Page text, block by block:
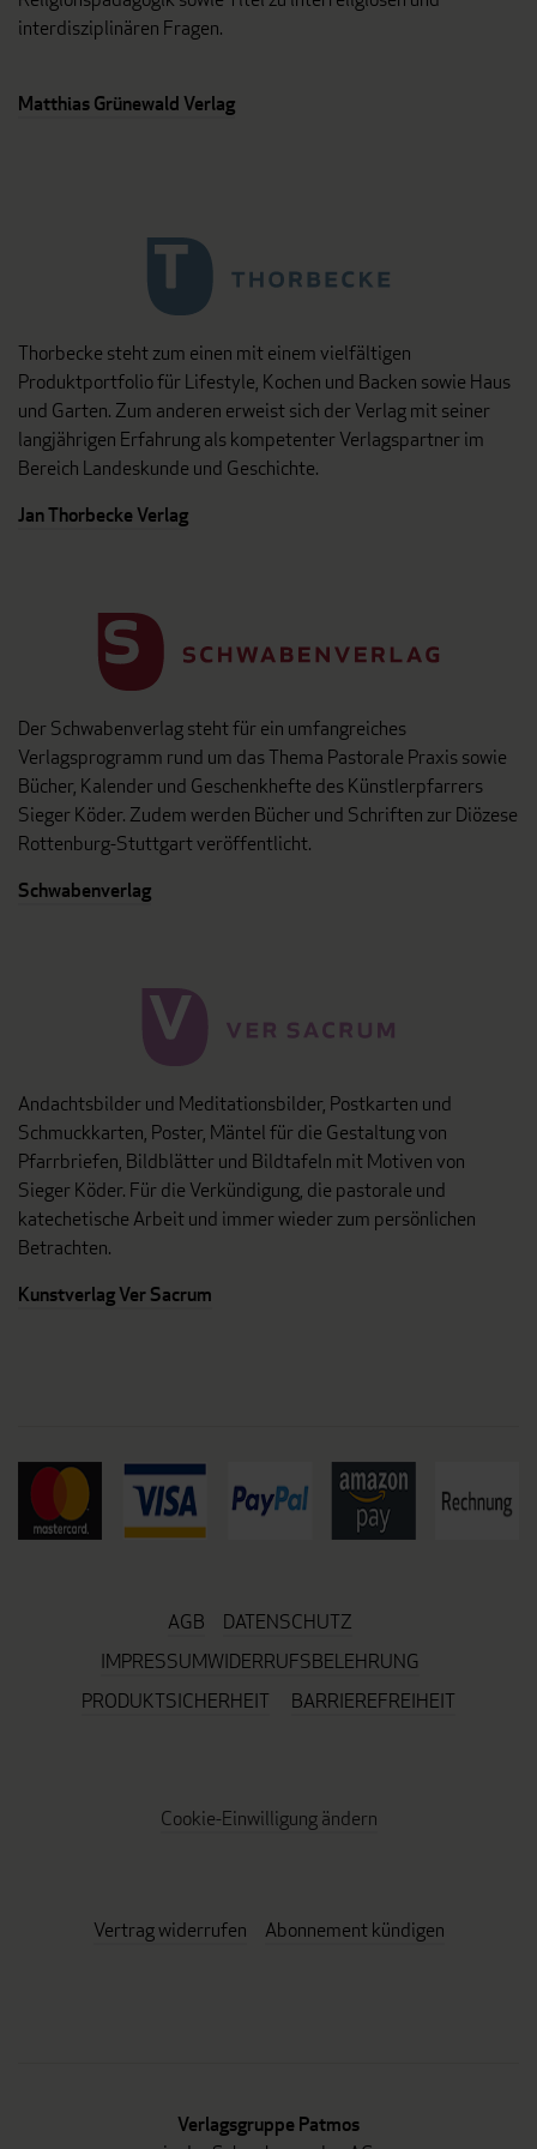
interdisziplinären Fragen.
Matthias Grünewald Verlag
Thorbecke steht zum einen mit einem vielfältigen
Produktportfolio für Lifestyle, Kochen und Backen sowie Haus
und Garten. Zum anderen erweist sich der Verlag mit seiner
langjährigen Erfahrung als kompetenter Verlagspartner im
Bereich Landeskunde und Geschichte.
Jan Thorbecke Verlag
Der Schwabenverlag steht für ein umfangreiches
Verlagsprogramm rund um das Thema Pastorale Praxis sowie
Bücher, Kalender und Geschenkhefte des Künstlerpfarrers
Sieger Köder. Zudem werden Bücher und Schriften zur Diözese
Rottenburg-Stuttgart veröffentlicht.
Schwabenverlag
Andachtsbilder und Meditationsbilder, Postkarten und
Schmuckkarten, Poster, Mäntel für die Gestaltung von
Pfarrbriefen, Bildblätter und Bildtafeln mit Motiven von
Sieger Köder. Für die Verkündigung, die pastorale und
katechetische Arbeit und immer wieder zum persönlichen
Betrachten.
Kunstverlag Ver Sacrum
AGB
DATENSCHUTZ
IMPRESSUMWIDERRUFSBELEHRUNG
PRODUKTSICHERHEIT
BARRIEREFREIHEIT
Cookie-Einwilligung ändern
Vertrag widerrufen Abonnement kündigen
Verlagsgruppe Patmos